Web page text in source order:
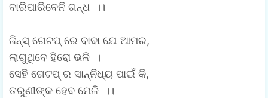
ବାରିପାରିବେନି ଗନ୍ଧ ।।
ଜିନ୍ସ୍ ଗେଟପ୍ ରେ ବାବା ଯେ ଆମର,
ଲାଗୁଥିବେ ହିରୋ ଭଳି ।
ସେହି ଗେଟପ୍ ର ସାନ୍ନିଧ୍ୟ ପାଇଁ କି,
ତରୁଣୀଙ୍କ ହେବ ମେଳି ।।